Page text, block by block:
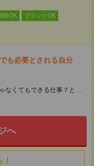
験OK ブランクOK
も必要とされる自分
なくてもできる仕事？と ...
へ